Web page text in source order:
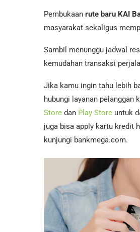
Pembukaan rute baru KAI
masyarakat sekaligus
Sambil menunggu jadwal
kemudahan transaksi
Jika kamu ingin tahu lebih
hubungi layanan pelanggan
Store dan Play Store untuk
juga bisa apply kartu kredit
kunjungi bankmega.com.